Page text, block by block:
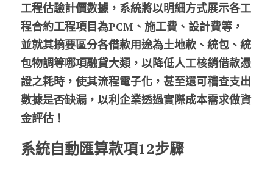
工程估驗計價數據，系統將以明細方式展示各工
程合約工程項目為PCM、施工費、設計費等，
並就其摘要區分各借款用途為土地款、統包、統
包物調等哪項融貸大類，以降低人工核銷借款憑
證之耗時，使其流程電子化，甚至還可稽查支出
數據是否缺漏，以利企業透過實際成本需求做資
金評估！
系統自動匯算款項12步驟